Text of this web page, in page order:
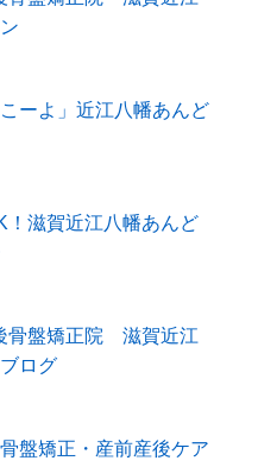
ーよ」近江八幡あんど
！滋賀近江八幡あんど
骨盤矯正院 滋賀近江
ログ
盤矯正・産前産後ケア